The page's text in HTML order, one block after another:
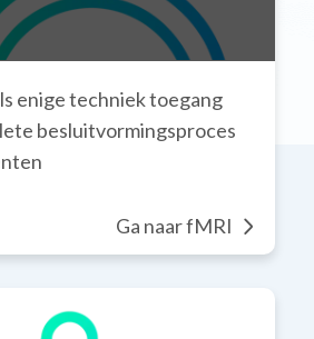
enige techniek toegang
besluitvormingsproces
Ga naar fMRI